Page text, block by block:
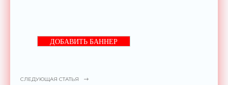
ДОБАВИТЬ БАННЕР
СЛЕДУЮЩАЯ СТАТЬЯ